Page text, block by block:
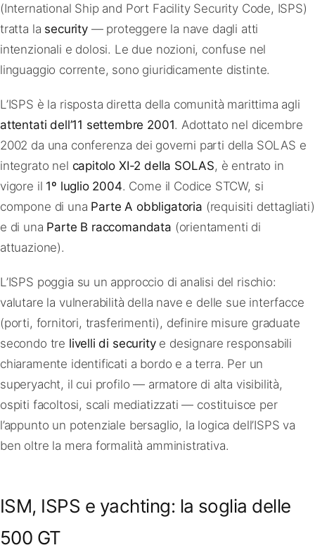
(International Ship and Port Facility Security Code, ISPS)
tratta la security— proteggere la nave dagli atti
intenzionali e dolosi. Le due nozioni, confuse nel
linguaggio corrente, sono giuridicamente distinte.
L’ISPS è la risposta diretta della comunità marittima agli
attentati dell’11 settembre 2001. Adottato nel dicembre
2002 da una conferenza dei governi parti della SOLAS e
integrato nel capitolo XI-2 della SOLAS, è entrato in
vigore il 1º luglio 2004. Come il Codice STCW, si
compone di una Parte A obbligatoria (requisiti dettagliati)
e di una Parte B raccomandata (orientamenti di
attuazione).
L’ISPS poggia su un approccio di analisi del rischio:
valutare la vulnerabilità della nave e delle sue interfacce
(porti, fornitori, trasferimenti), definire misure graduate
secondo tre livelli di securitye designare responsabili
chiaramente identificati a bordo e a terra. Per un
superyacht, il cui profilo — armatore di alta visibilità,
ospiti facoltosi, scali mediatizzati — costituisce per
l’appunto un potenziale bersaglio, la logica dell’ISPS va
ben oltre la mera formalità amministrativa.
ISM, ISPS e yachting: la soglia delle
500 GT